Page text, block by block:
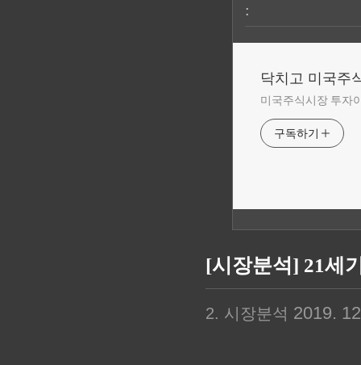
:
닥치고 미국주
미국주식시장 투자
구독하기
[시장분석] 21세
2. 시장분석 2019.